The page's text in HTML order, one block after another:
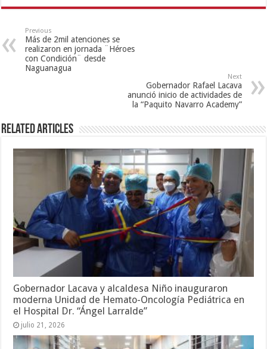
Previous
Más de 2mil atenciones se
realizaron en jornada ¨Héroes
con Condición¨ desde
Naguanagua
Next
Gobernador Rafael Lacava
anunció inicio de actividades de
la “Paquito Navarro Academy”
Related Articles
Gobernador Lacava y alcaldesa Niño inauguraron
moderna Unidad de Hemato-Oncología Pediátrica en
el Hospital Dr. “Ángel Larralde”
julio 21, 2026